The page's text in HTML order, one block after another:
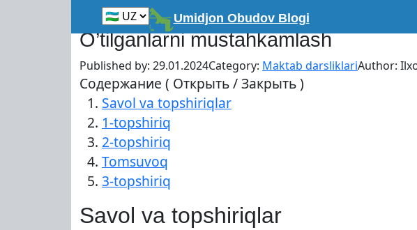
Umidjon Obudov Blogi
Главная»O'rta talim
O’tilganlarni mustahkamlash
Published by: 29.01.2024Category: Maktab darsliklariAuthor:
Содержание ( Открыть / Закрыть )
Savol va topshiriqlar
1-topshiriq
2-topshiriq
Tomsuvoq
3-topshiriq
Savol va topshiriqlar